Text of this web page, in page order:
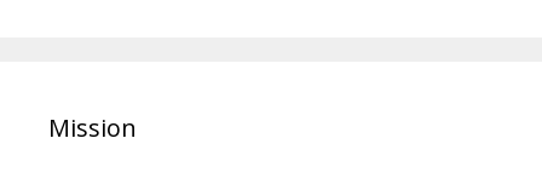
Mission